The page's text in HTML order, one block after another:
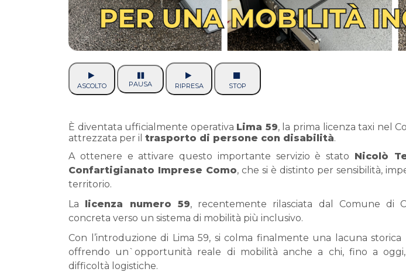
ASCOLTO PAUSA RIPRESA STOP
È diventata ufficialmente operativa Lima 59, la prima licenza taxi nel
attrezzata per il trasporto di persone con disabilità.
A ottenere e attivare questo importante servizio è stato Nicolò
Confartigianato Imprese Como, che si è distinto per sensibilità,
territorio.
La licenza numero 59, recentemente rilasciata dal Comune di
concreta verso un sistema di mobilità più inclusivo.
Con l’introduzione di Lima 59, si colma finalmente una lacuna
offrendo un`opportunità reale di mobilità anche a chi, fino a
difficoltà logistiche.